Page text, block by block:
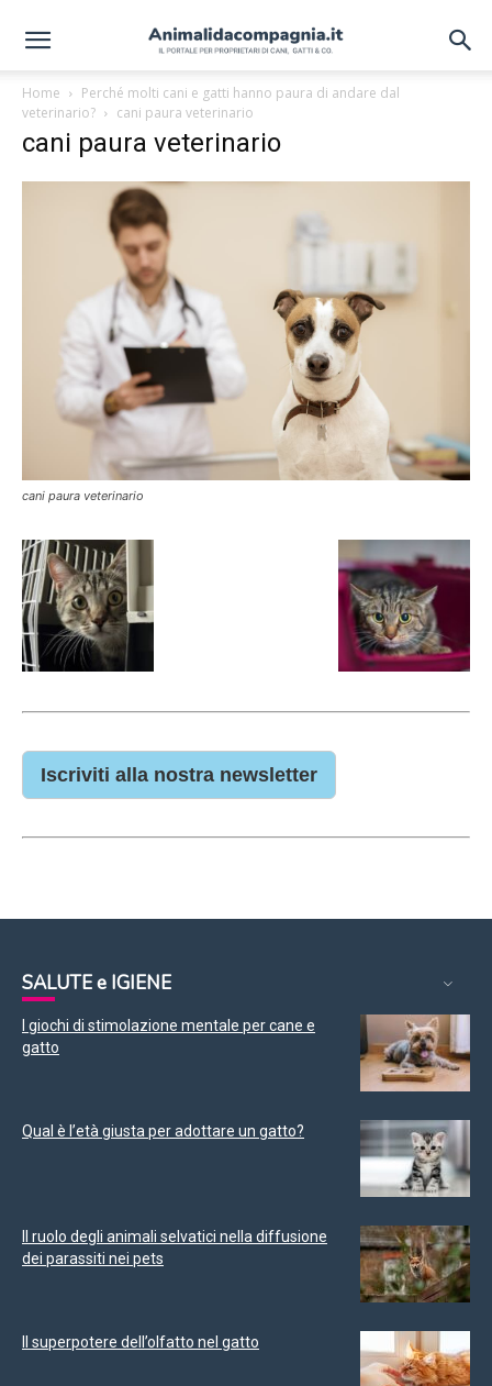
Home
Perché molti cani e gatti hanno paura di andare dal
veterinario?
cani paura veterinario
cani paura veterinario
cani paura veterinario
Iscriviti alla nostra newsletter
SALUTE e IGIENE
I giochi di stimolazione mentale per cane e
gatto
Qual è l’età giusta per adottare un gatto?
Il ruolo degli animali selvatici nella diffusione
dei parassiti nei pets
Il superpotere dell’olfatto nel gatto